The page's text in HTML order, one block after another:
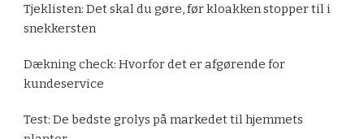
Tjeklisten: Det skal du gøre, før kloakken stopper til i
snekkersten
Dækning check: Hvorfor det er afgørende for
kundeservice
Test: De bedste grolys på markedet til hjemmets